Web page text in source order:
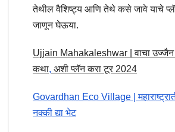
तेथील वैशिष्ट्य आणि तेथे कसे जावे याचे
जाणून घेऊया.
Ujjain Mahakaleshwar | वाचा उज्जैन
कथा, अशी प्लॅन करा टूर 2024
Govardhan Eco Village |
नक्की द्या भेट